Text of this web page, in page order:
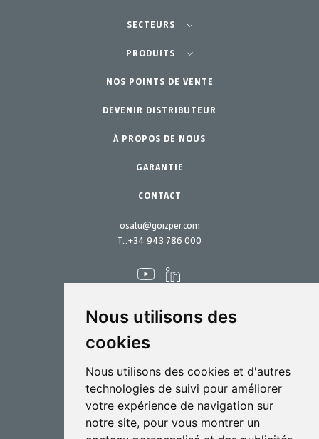
Nous utilisons des
cookies
Nous utilisons des cookies et d'autres
technologies de suivi pour améliorer
votre expérience de navigation sur
notre site, pour vous montrer un
osatu@goizper.com
T.:+34 943 786 000
Biotechnologie
Industriel
SECTEURS
Agriculture-Horticulture
Jardinage Professionnel
Jardin Particulier
PRODUITS
Équipements
Accessoires
Pièces de rechange
Kits d´entretien
NOS POINTS DE VENTE
DEVENIR DISTRIBUTEUR
À PROPOS DE NOUS
GARANTIE
CONTACT
Goizper S.Coop.